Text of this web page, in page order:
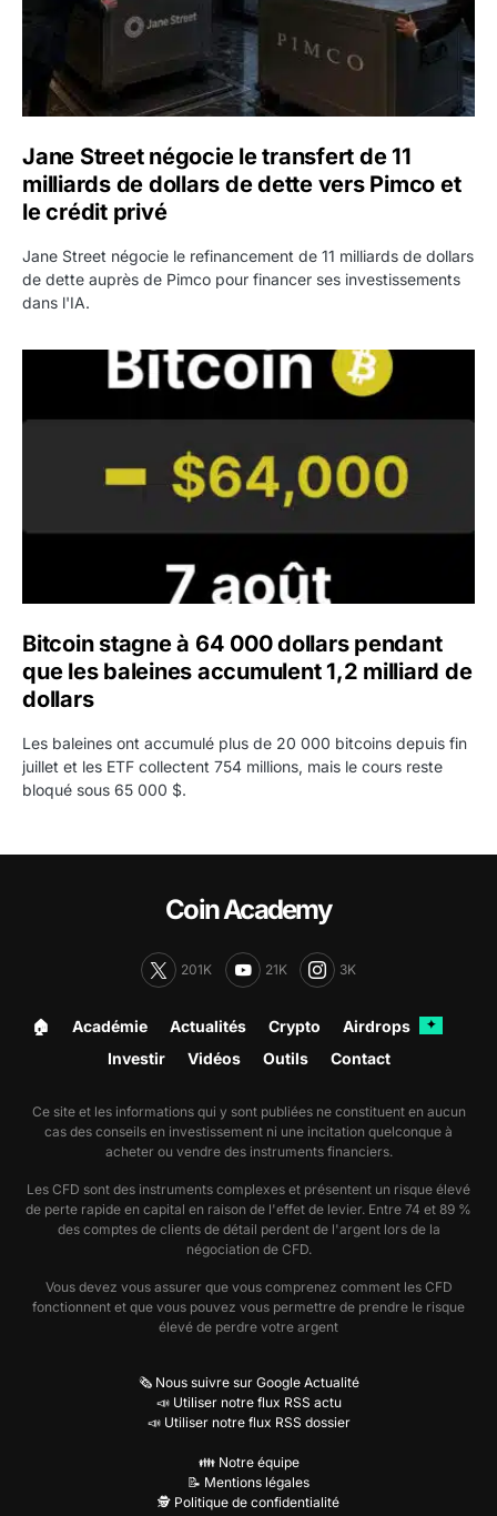
Jane Street négocie le transfert de 11
milliards de dollars de dette vers Pimco et
le crédit privé
Jane Street négocie le refinancement de 11 milliards de dollars
de dette auprès de Pimco pour financer ses investissements
dans l'IA.
Bitcoin stagne à 64 000 dollars pendant que les
Bitcoin stagne à 64 000 dollars pendant
que les baleines accumulent 1,2 milliard de
dollars
Les baleines ont accumulé plus de 20 000 bitcoins depuis fin
juillet et les ETF collectent 754 millions, mais le cours reste
bloqué sous 65 000 $.
Coin Academy
201K 21K 3K
🏠︎ Académie Actualités Crypto Airdrops ✦
Investir Vidéos Outils Contact
Ce site et les informations qui y sont publiées ne constituent en aucun
cas des conseils en investissement ni une incitation quelconque à
acheter ou vendre des instruments financiers.
Les CFD sont des instruments complexes et présentent un risque élevé
de perte rapide en capital en raison de l'effet de levier. Entre 74 et 89 %
des comptes de clients de détail perdent de l'argent lors de la
négociation de CFD.
Vous devez vous assurer que vous comprenez comment les CFD
fonctionnent et que vous pouvez vous permettre de prendre le risque
élevé de perdre votre argent
🗞️ Nous suivre sur Google Actualité
📣 Utiliser notre flux RSS actu
📣 Utiliser notre flux RSS dossier
👪 Notre équipe
📝 Mentions légales
🕵️ Politique de confidentialité